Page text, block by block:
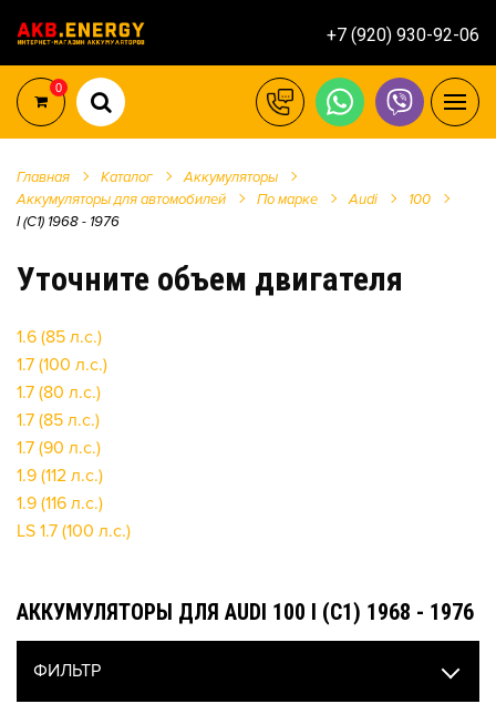
+7 (920) 930-92-06
0
Главная Каталог
Аккумуляторы
Аккумуляторы для автомобилей
По марке Audi
100
I (C1) 1968 - 1976
Уточните объем двигателя
1.6 (85 л.с.)
1.7 (100 л.с.)
1.7 (80 л.с.)
1.7 (85 л.с.)
1.7 (90 л.с.)
1.9 (112 л.с.)
1.9 (116 л.с.)
LS 1.7 (100 л.с.)
АККУМУЛЯТОРЫ ДЛЯ AUDI 100 I (C1) 1968 - 1976
ФИЛЬТР